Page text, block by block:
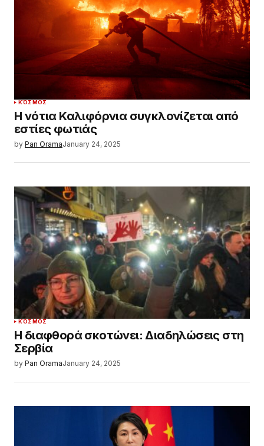
ΚΌΣΜΟΣ
Η νότια Καλιφόρνια συγκλονίζεται από
εστίες φωτιάς
by Pan OramaJanuary 24, 2025
ΚΌΣΜΟΣ
Η διαφθορά σκοτώνει: Διαδηλώσεις στη
Σερβία
by Pan OramaJanuary 24, 2025